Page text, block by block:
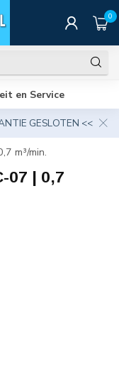
0
en Service
GESLOTEN <<
m³/min.
07 | 0,7